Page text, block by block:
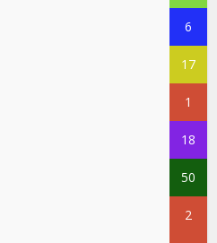
6
17
1
18
50
2